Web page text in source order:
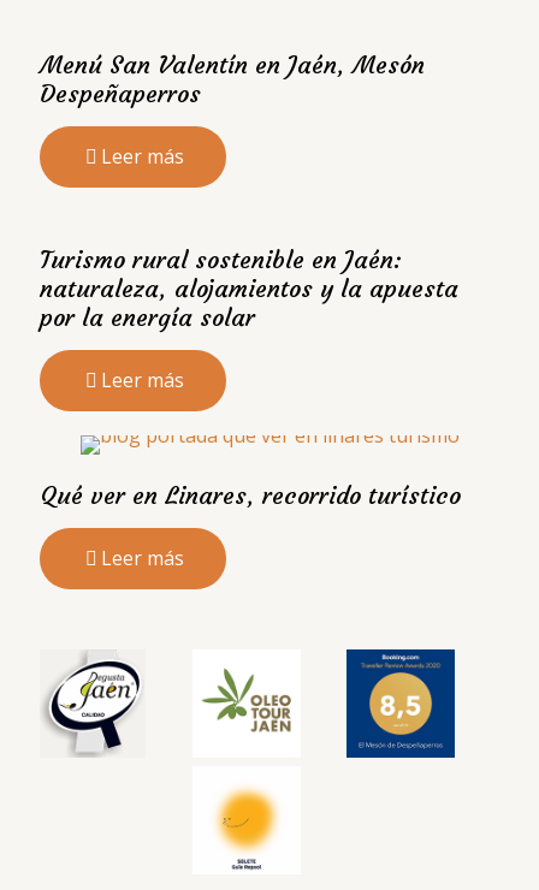
Menú San Valentín en Jaén, Mesón
Despeñaperros
Leer más
Turismo rural sostenible en Jaén:
naturaleza, alojamientos y la apuesta
por la energía solar
Leer más
Qué ver en Linares, recorrido turístico
Leer más